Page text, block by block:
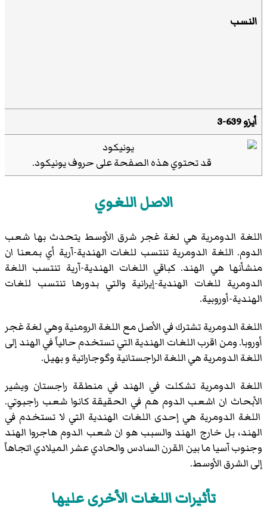
النسب
أيزو 639-3
قد تحتوي هذه الصفحة على حروفيونيكود.
الاصل اللغوي
اللغة الدومرية هي لغة غجر شرق الأوسط يتحدث بها شعب
الدوم. اللغة الدومرية تنتسب للغات الهندية-آرية أي بمعنا ان
منشأنها هي الهند. كباقي اللغات الهندية-آرية تنتسب اللغة
الدومرية للغات الهندية-إيرانية والتي بدورها تنتسب للغات
الهندية-أوروبية.
اللغة الدومرية تشترك في الأصل مع اللغة الرومنية وهي لغة غجر
أوروبا. ومن اقرب اللغات الهندية التي تستخدم حالياً في الهند إلى
اللغة الدومرية هي اللغة الراجستانية وگوجاراتية و بهيل.
اللغة الدومرية تشكلت في الهند في منطقة راجستان ويشير
الأبحاث ان اشعب الدوم هم في الحقيقة كانوا شعب راجبوتي.
اللغة الدومرية هي إحدى اللغات الهندية التي لا تستخدم في
الهند، بل خارج الهند والسبب هو ان شعب الدوم هاجروا الهند
وجنوب آسيا ما بين القرن السادس والحادي عشر الميلادي اتجاهاً
إلى الشرق الأوسط.
تأثيرات اللغات الأخرى عليها